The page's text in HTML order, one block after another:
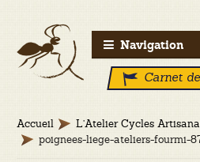
Aller
à
Aller
au
contenu
Navigation
Carnet
Accueil
L’Atelier Cycles
poignees-liege-ateliers-fourmi-